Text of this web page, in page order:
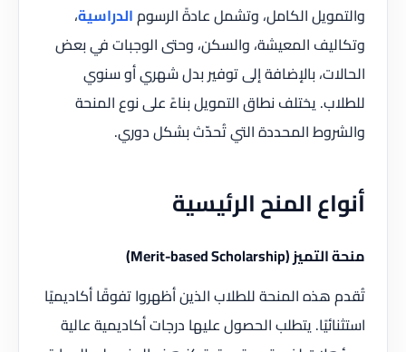
والتمويل الكامل، وتشمل عادةً الرسومالدراسية،
وتكاليف المعيشة، والسكن، وحتى الوجبات في بعض
الحالات، بالإضافة إلى توفير بدل شهري أو سنوي
للطلاب. يختلف نطاق التمويل بناءً على نوع المنحة
والشروط المحددة التي تُحدّث بشكل دوري.
أنواع المنح الرئيسية
منحة التميز (Merit-based Scholarship)
تُقدم هذه المنحة للطلاب الذين أظهروا تفوقًا أكاديميًا
استثنائيًا. يتطلب الحصول عليها درجات أكاديمية عالية